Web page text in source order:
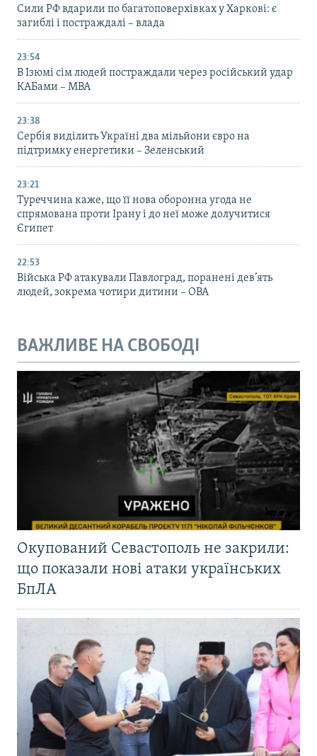
Сили РФ вдарили по багатоповерхівках у Харкові: є
загиблі і постраждалі – влада
23:54
В Ізюмі сім людей постраждали через російський удар
КАБами – МВА
23:38
Сербія виділить Україні два мільйони євро на
підтримку енергетики – Зеленський
23:21
Туреччина каже, що її нова оборонна угода не
спрямована проти Ірану і до неї може долучитися
Єгипет
22:53
Війська РФ атакували Павлоград, поранені дев’ять
людей, зокрема чотири дитини – ОВА
ВАЖЛИВЕ НА СВОБОДІ
Окупований Севастополь не закрили:
що показали нові атаки українських
БпЛА